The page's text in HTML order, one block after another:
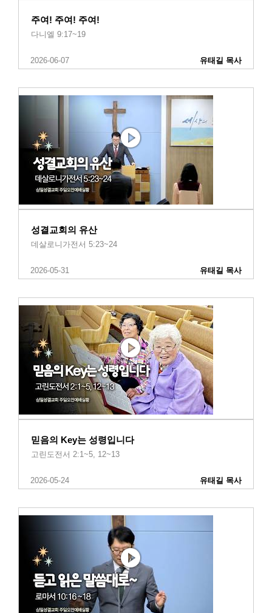
주여! 주여! 주여!
다니엘 9:17~19
2026-06-07 유태길 목사
성결교회의 유산
데살로니가전서 5:23~24
2026-05-31 유태길 목사
믿음의 Key는 성령입니다
고린도전서 2:1~5, 12~13
2026-05-24 유태길 목사